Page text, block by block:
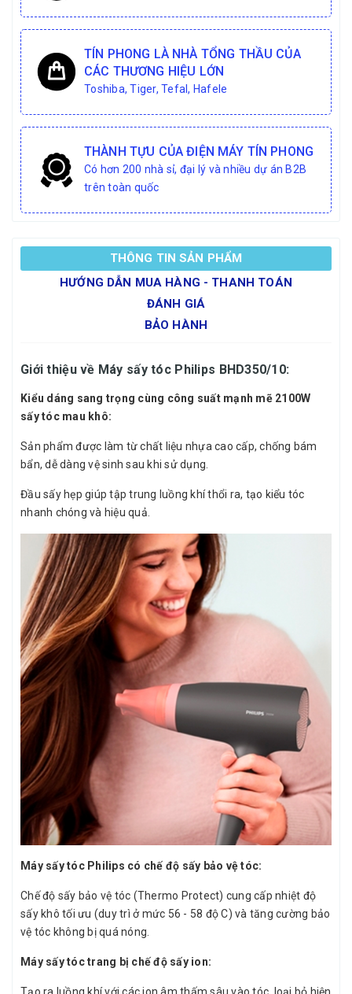
TÍN PHONG LÀ NHÀ TỔNG THẦU CỦA
CÁC THƯƠNG HIỆU LỚN
Toshiba, Tiger, Tefal, Hafele
THÀNH TỰU CỦA ĐIỆN MÁY TÍN PHONG
Có hơn 200 nhà sỉ, đại lý và nhiều dự án B2B
trên toàn quốc
THÔNG TIN SẢN PHẨM
HƯỚNG DẪN MUA HÀNG - THANH TOÁN
ĐÁNH GIÁ
BẢO HÀNH
Giới thiệu về Máy sấy tóc Philips BHD350/10:
Kiểu dáng sang trọng cùng công suất mạnh mẽ 2100W
sấy tóc mau khô:
Sản phẩm được làm từ chất liệu nhựa cao cấp, chống bám
bẩn, dễ dàng vệ sinh sau khi sử dụng.
Đầu sấy hẹp giúp tập trung luồng khí thổi ra, tạo kiểu tóc
nhanh chóng và hiệu quả.
Máy sấy tóc Philips có chế độ sấy bảo vệ tóc:
Chế độ sấy bảo vệ tóc (Thermo Protect) cung cấp nhiệt độ
sấy khô tối ưu (duy trì ở mức 56 - 58 độ C) và tăng cường bảo
vệ tóc không bị quá nóng.
Máy sấy tóc trang bị chế độ sấy ion: